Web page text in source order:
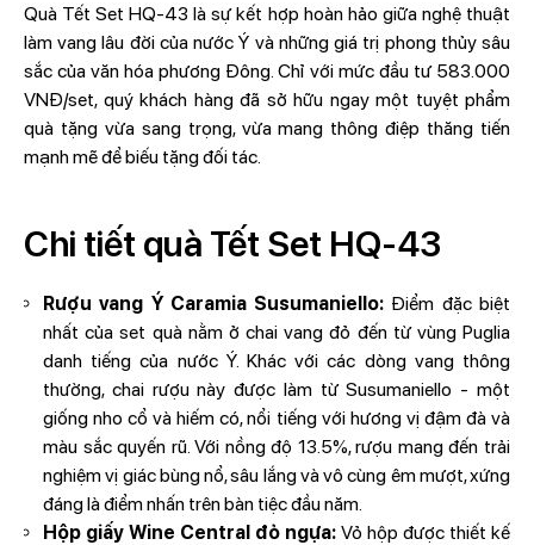
Quà Tết Set HQ-43 là sự kết hợp hoàn hảo giữa nghệ thuật
làm vang lâu đời của nước Ý và những giá trị phong thủy sâu
sắc của văn hóa phương Đông. Chỉ với mức đầu tư 583.000
VNĐ/set, quý khách hàng đã sở hữu ngay một tuyệt phẩm
quà tặng vừa sang trọng, vừa mang thông điệp thăng tiến
mạnh mẽ để biếu tặng đối tác.
Chi tiết quà Tết Set HQ-43
Rượu vang Ý Caramia Susumaniello: Điểm đặc biệt
nhất của set quà nằm ở chai vang đỏ đến từ vùng Puglia
danh tiếng của nước Ý. Khác với các dòng vang thông
thường, chai rượu này được làm từ Susumaniello - một
giống nho cổ và hiếm có, nổi tiếng với hương vị đậm đà và
màu sắc quyến rũ. Với nồng độ 13.5%, rượu mang đến trải
nghiệm vị giác bùng nổ, sâu lắng và vô cùng êm mượt, xứng
đáng là điểm nhấn trên bàn tiệc đầu năm.
Hộp giấy Wine Central đỏ ngựa: Vỏ hộp được thiết kế